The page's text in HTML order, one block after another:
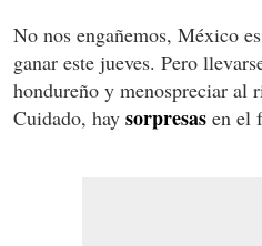
No nos engañemos, México es
ganar este jueves. Pero
hondureño y menospreciar al
Cuidado, hay sorpresas en el